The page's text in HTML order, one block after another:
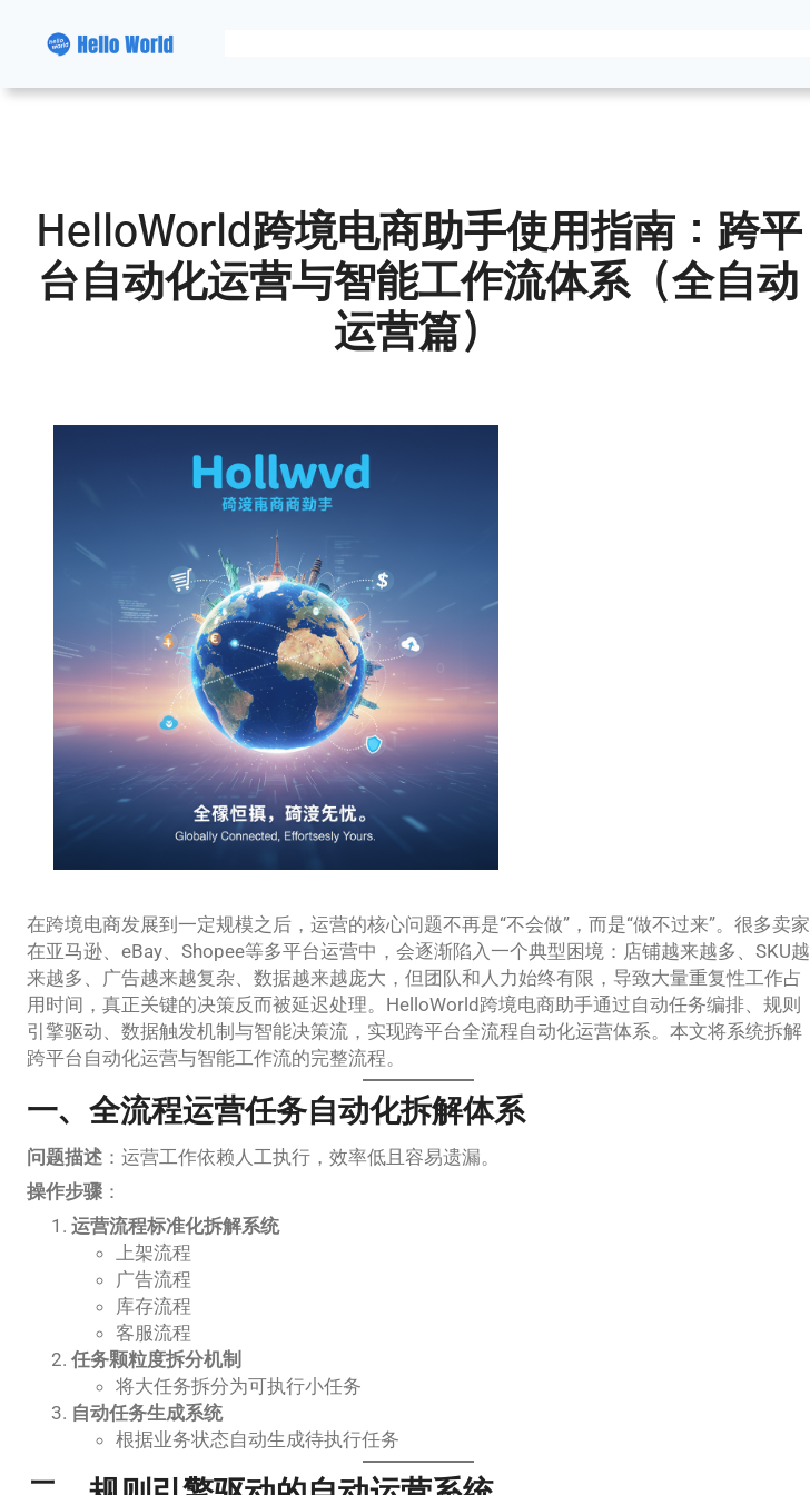
容
HelloWorld跨境电商助手使用指南：跨平
台自动化运营与智能工作流体系（全自动
运营篇）
在跨境电商发展到一定规模之后，运营的核心问题不再是“不会做”，而是“做不过来”。很多卖家
在亚马逊、eBay、Shopee等多平台运营中，会逐渐陷入一个典型困境：店铺越来越多、SKU越
来越多、广告越来越复杂、数据越来越庞大，但团队和人力始终有限，导致大量重复性工作占
用时间，真正关键的决策反而被延迟处理。HelloWorld跨境电商助手通过自动任务编排、规则
引擎驱动、数据触发机制与智能决策流，实现跨平台全流程自动化运营体系。本文将系统拆解
跨平台自动化运营与智能工作流的完整流程。
一、全流程运营任务自动化拆解体系
问题描述 ：运营工作依赖人工执行，效率低且容易遗漏。
操作步骤 ：
运营流程标准化拆解系统
上架流程
广告流程
库存流程
客服流程
任务颗粒度拆分机制
将大任务拆分为可执行小任务
自动任务生成系统
根据业务状态自动生成待执行任务